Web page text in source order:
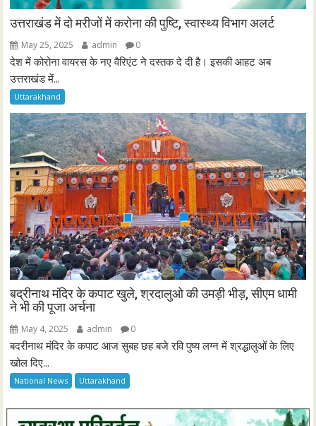
उत्तराखंड में दो मरीजों में करोना की पुष्टि, स्वास्थ्य विभाग अलर्ट
May 25, 2025 admin 0
देश में कोरोना वायरस के नए वैरिएंट ने दस्तक दे दी है। इसकी आहट अब
उत्तराखंड में...
Uttarakhand
बद्रीनाथ मंदिर के कपाट खुले, श्रदालुओ की उमड़ी भीड़, सीएम धामी
ने भी की पूजा अर्चना
May 4, 2025 admin 0
बदरीनाथ मंदिर के कपाट आज सुबह छह बजे रवि पुष्य लग्न में श्रद्धालुओं के लिए
खोल दिए...
National News Uttarakhand